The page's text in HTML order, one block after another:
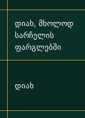
დიახ, მხოლოდ
სარჩელის
ფარგლებში
დიახ